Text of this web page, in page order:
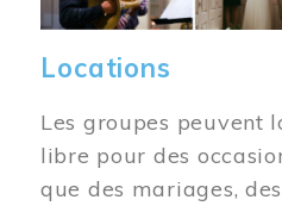
Locations
Les groupes peuvent
libre pour des
que des mariages,